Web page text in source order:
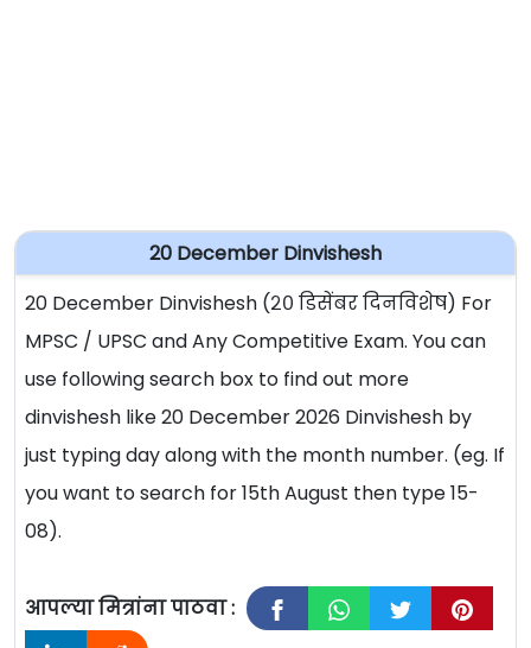
20 December Dinvishesh
20 December Dinvishesh (२० डिसेंबर दिनविशेष) For
MPSC / UPSC and Any Competitive Exam. You can
use following search box to find out more
dinvishesh like 20 December 2026 Dinvishesh by
just typing day along with the month number. (eg. If
you want to search for 15th August then type 15-
08).
आपल्या मित्रांना पाठवा :